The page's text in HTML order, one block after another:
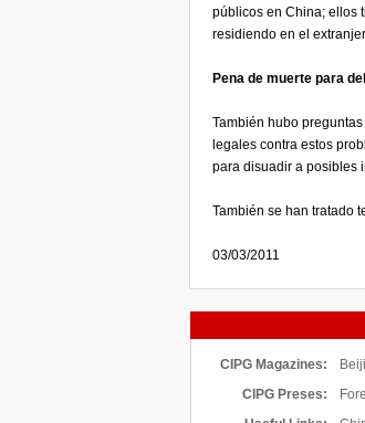
públicos en China; ellos
residiendo en el
Pena de muerte para
También hubo
legales contra estos
para disuadir a posibles
También se han tratado
03/03/2011
CIPG Magazines:
CIPG Preses: